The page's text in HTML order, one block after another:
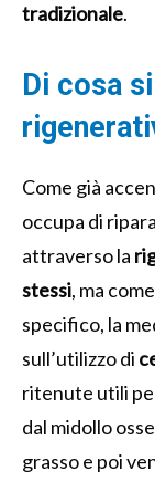
tradizionale.
Di cosa
Come già
occupa di
attraverso la
stessi, ma
specifico, la
sull’utilizzo di
ritenute utili
dal midollo
grasso e poi